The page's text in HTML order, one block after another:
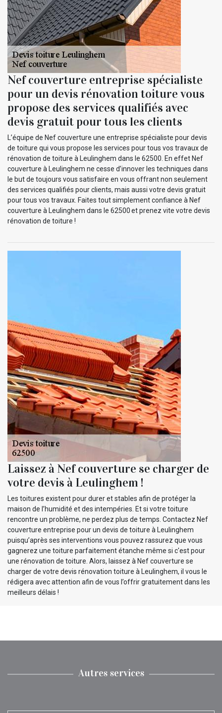
Nef couverture entreprise spécialiste
pour un devis rénovation toiture vous
propose des services qualifiés avec
devis gratuit pour tous les clients
L’équipe de Nef couverture une entreprise spécialiste pour devis
de toiture qui vous propose les services pour tous vos travaux de
rénovation de toiture à Leulinghem dans le 62500. En effet Nef
couverture à Leulinghem ne cesse d’innover les techniques dans
le but de toujours vous satisfaire en vous offrant non seulement
des services qualifiés pour clients, mais aussi votre devis gratuit
pour tous vos travaux. Faites tout simplement confiance à Nef
couverture à Leulinghem dans le 62500 et prenez vite votre devis
rénovation de toiture !
Laissez à Nef couverture se charger de
votre devis à Leulinghem !
Les toitures existent pour durer et stables afin de protéger la
maison de l’humidité et des intempéries. Et si votre toiture
rencontre un problème, ne perdez plus de temps. Contactez Nef
couverture entreprise pour un devis de toiture à Leulinghem
puisqu’après ses interventions vous pouvez rassurez que vous
gagnerez une toiture parfaitement étanche même si c'est pour
une rénovation de toiture. Alors, laissez à Nef couverture se
charger de votre devis rénovation toiture à Leulinghem, il vous le
rédigera avec attention afin de vous l’offrir gratuitement dans les
meilleurs délais !
Autres services